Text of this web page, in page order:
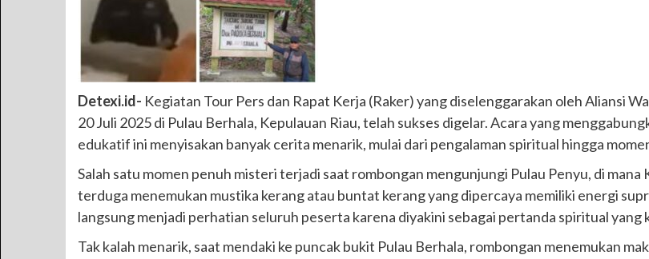
Detexi.id- Kegiatan Tour Pers dan Rapat Kerja (Raker) yang diselenggarakan oleh Aliansi
20 Juli 2025 di Pulau Berhala, Kepulauan Riau, telah sukses digelar. Acara yang
edukatif ini menyisakan banyak cerita menarik, mulai dari pengalaman spiritual hingga
Salah satu momen penuh misteri terjadi saat rombongan mengunjungi Pulau Penyu, di mana
terduga menemukan mustika kerang atau buntat kerang yang dipercaya memiliki energi
langsung menjadi perhatian seluruh peserta karena diyakini sebagai pertanda spiritual yang
Tak kalah menarik, saat mendaki ke puncak bukit Pulau Berhala, rombongan menemukan